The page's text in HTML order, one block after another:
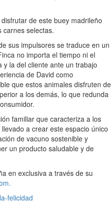
de este buey madrileño
carnes selectas.
sus impulsores se traduce en un
no importa el tiempo ni el
la del cliente ante un trabajo
de David como
que estos animales disfruten de
a los demás, lo que redunda
familiar que caracteriza a los
a crear este espacio único
de vacuno sostenible y
un producto saludable y de
en exclusiva a través de su
felicidad